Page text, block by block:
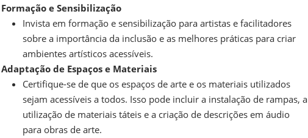
Formação e Sensibilização
Invista em formação e sensibilização para artistas e facilitadores
sobre a importância da inclusão e as melhores práticas para criar
ambientes artísticos acessíveis.
Adaptação de Espaços e Materiais
Certifique-se de que os espaços de arte e os materiais utilizados
sejam acessíveis a todos. Isso pode incluir a instalação de rampas, a
utilização de materiais táteis e a criação de descrições em áudio
para obras de arte.